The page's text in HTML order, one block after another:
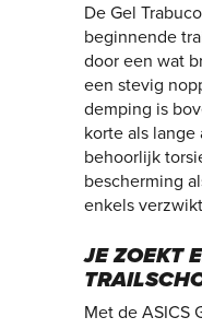
De Gel
beginnende
door een wat
een stevig
demping is
korte als lange
behoorlijk
bescherming
enkels
JE ZOEKT
Met de ASICS